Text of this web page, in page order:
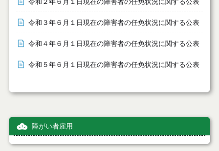
令和２年６月１日現在の障害者の任免状況に関する公表
令和３年６月１日現在の障害者の任免状況に関する公表
令和４年６月１日現在の障害者の任免状況に関する公表
令和５年６月１日現在の障害者の任免状況に関する公表
障がい者雇用